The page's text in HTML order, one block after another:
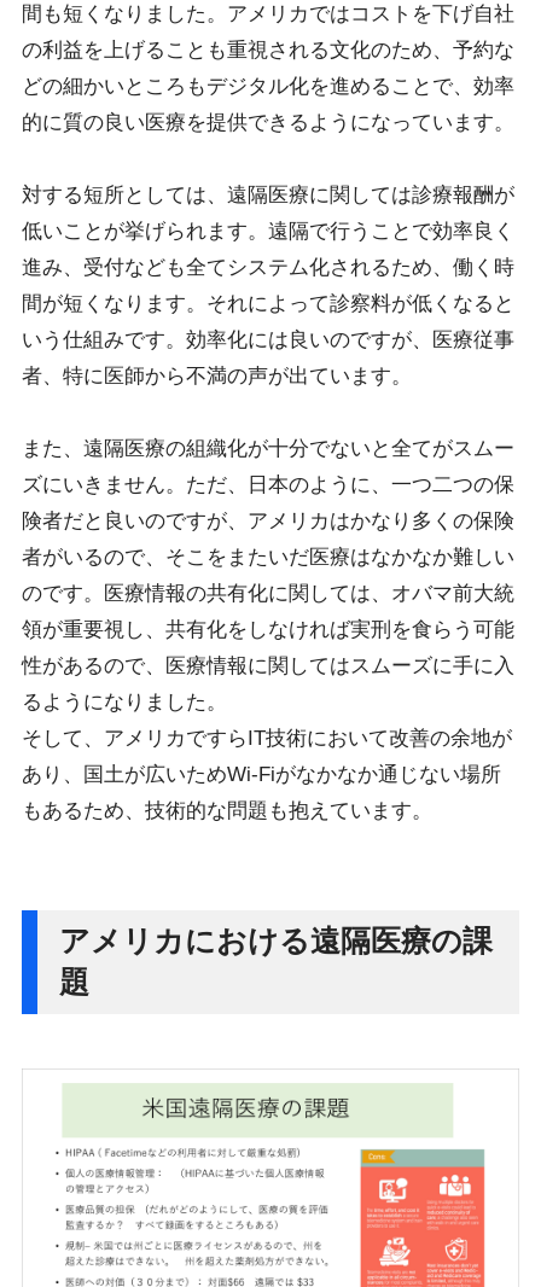
間も短くなりました。アメリカではコストを下げ自社
の利益を上げることも重視される文化のため、予約な
どの細かいところもデジタル化を進めることで、効率
的に質の良い医療を提供できるようになっています。
対する短所としては、遠隔医療に関しては診療報酬が
低いことが挙げられます。遠隔で行うことで効率良く
進み、受付なども全てシステム化されるため、働く時
間が短くなります。それによって診察料が低くなると
いう仕組みです。効率化には良いのですが、医療従事
者、特に医師から不満の声が出ています。
また、遠隔医療の組織化が十分でないと全てがスムー
ズにいきません。ただ、日本のように、一つ二つの保
険者だと良いのですが、アメリカはかなり多くの保険
者がいるので、そこをまたいだ医療はなかなか難しい
のです。医療情報の共有化に関しては、オバマ前大統
領が重要視し、共有化をしなければ実刑を食らう可能
性があるので、医療情報に関してはスムーズに手に入
るようになりました。
そして、アメリカですらIT技術において改善の余地が
あり、国土が広いためWi-Fiがなかなか通じない場所
もあるため、技術的な問題も抱えています。
アメリカにおける遠隔医療の課
題